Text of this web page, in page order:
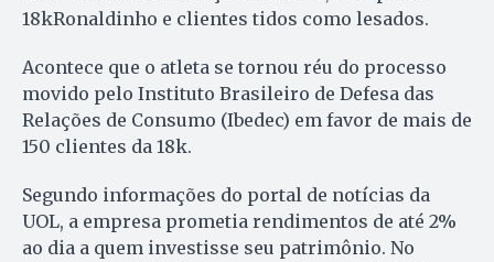
18kRonaldinho e clientes tidos como lesados.
Acontece que o atleta se tornou réu do processo
movido pelo Instituto Brasileiro de Defesa das
Relações de Consumo (Ibedec) em favor de mais de
150 clientes da 18k.
Segundo informações do portal de notícias da
UOL, a empresa prometia rendimentos de até 2%
ao dia a quem investisse seu patrimônio. No